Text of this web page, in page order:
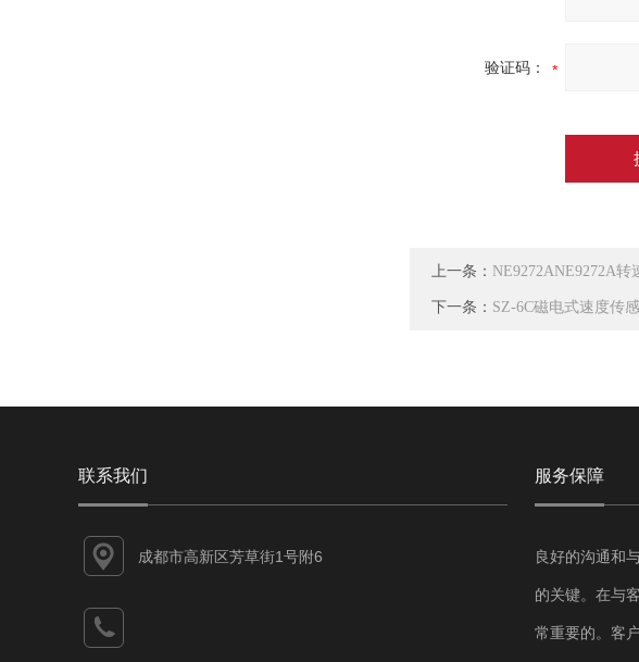
验证码：
上一条： NE9272ANE9272A转
下一条： SZ-6C磁电式速度传
联系我们
成都市高新区芳草街1号附6
服务保障
良好的沟通和
的关键。在与
常重要的。客